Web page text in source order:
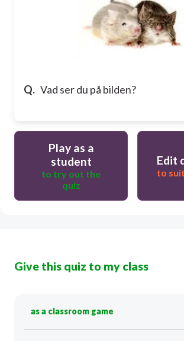
Q. Vad ser du på bilden?
Play as a
student
to try out the
quiz
Edit
to
Give this quiz to my class
as a classroom game